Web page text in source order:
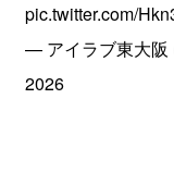
pic.twitter.com/
— アイラブ東大阪
2026